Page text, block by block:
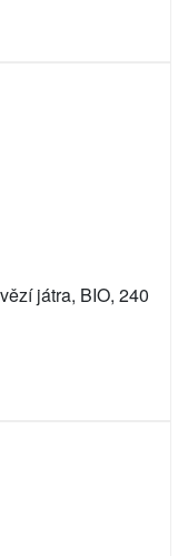
játra, BIO, 240